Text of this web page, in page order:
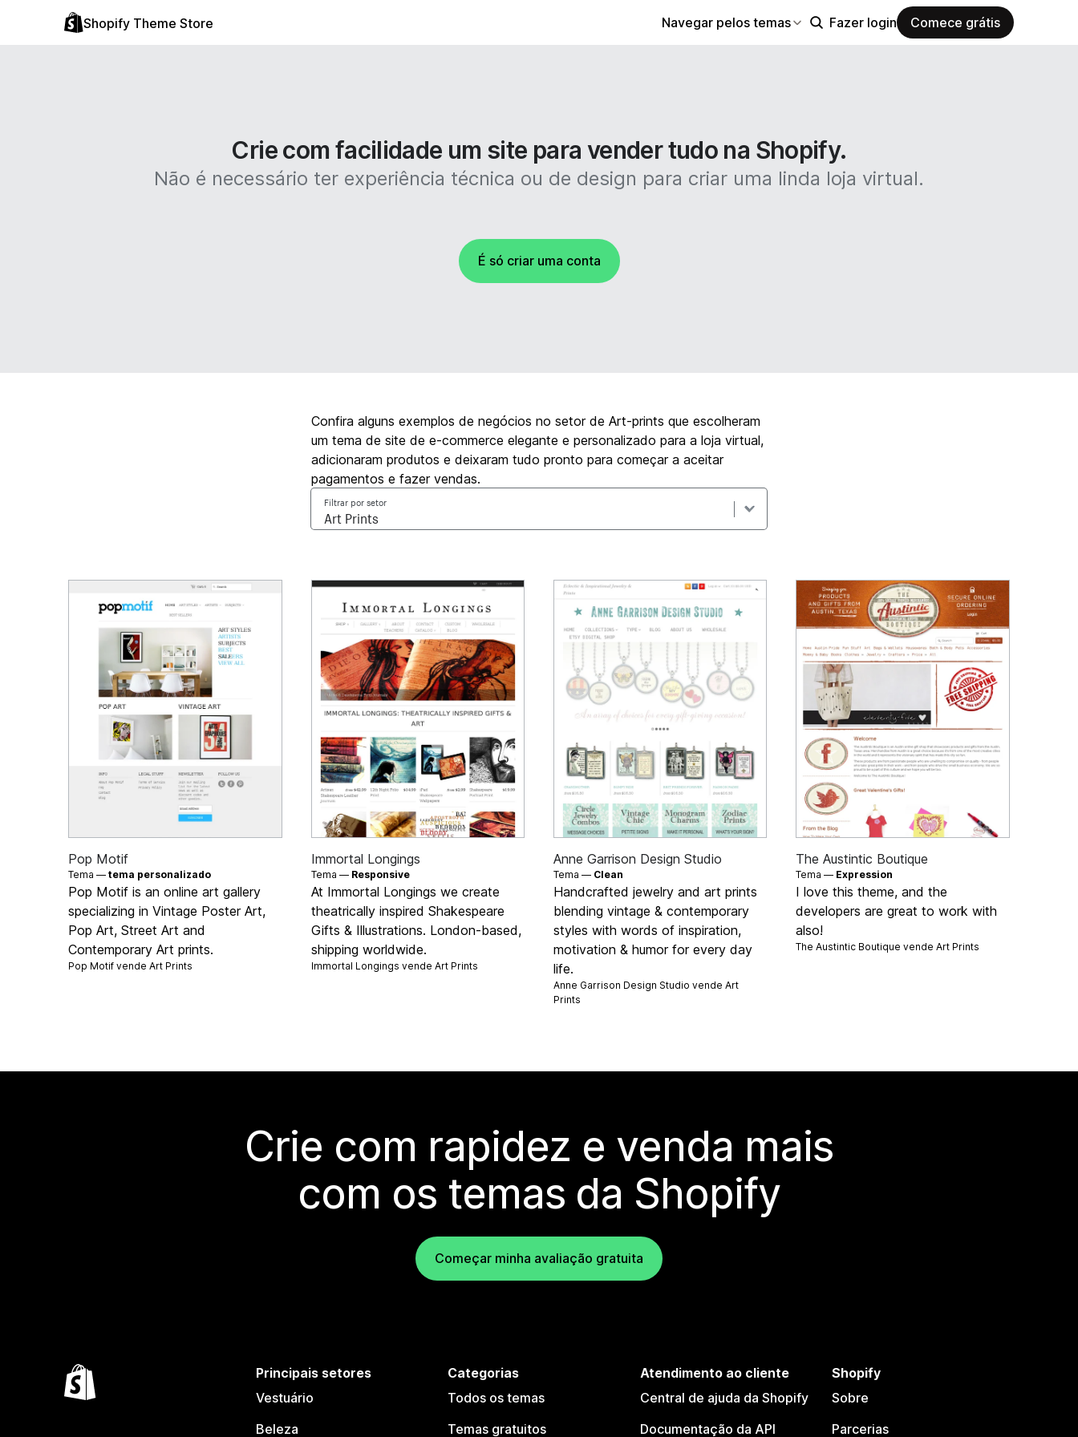
Shopify Theme Store Navegar pelos temas Fazer login Comece grátis
Crie com facilidade um site para vender tudo na Shopify.
Não é necessário ter experiência técnica ou de design para criar uma linda loja virtual.
É só criar uma conta
Confira alguns exemplos de negócios no setor de Art-prints que escolheram
um tema de site de e-commerce elegante e personalizado para a loja virtual,
adicionaram produtos e deixaram tudo pronto para começar a aceitar
pagamentos e fazer vendas.
Filtrar por setor
Pop Motif
Tema —tema personalizado
Pop Motif is an online art gallery
specializing in Vintage Poster Art,
Pop Art, Street Art and
Contemporary Art prints.
Pop Motif vendeArt Prints
Immortal Longings
Tema — Responsive
At Immortal Longings we create
theatrically inspired Shakespeare
Gifts & Illustrations. London-based,
shipping worldwide.
Immortal Longings vende Art Prints
Anne Garrison Design Studio
Tema — Clean
Handcrafted jewelry and art prints
blending vintage & contemporary
styles with words of inspiration,
motivation & humor for every day
life.
Anne Garrison Design Studio vende Art
Prints
The Austintic Boutique
Tema — Expression
I love this theme, and the
developers are great to work with
also!
The Austintic Boutique vendeArt Prints
Crie com rapidez e venda mais
com os temas da Shopify
Começar minha avaliação gratuita
Principais setores
Vestuário
Beleza
Categorias
Todos os temas
Temas gratuitos
Atendimento ao cliente
Central de ajuda da Shopify
Documentação da API
Shopify
Sobre
Parcerias